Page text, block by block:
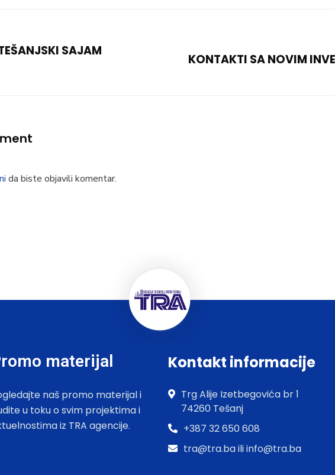
SAJAM
KONTAKTI SA NOVIM
da biste objavili komentar.
materijal
naš promo materijal i
u toku o svim projektima i
iz TRA agencije.
Kontakt informacije
Trg Alije Izetbegovića br 1
74260 Tešanj
+387 32 650 608
tra@tra.ba ili info@tra.ba